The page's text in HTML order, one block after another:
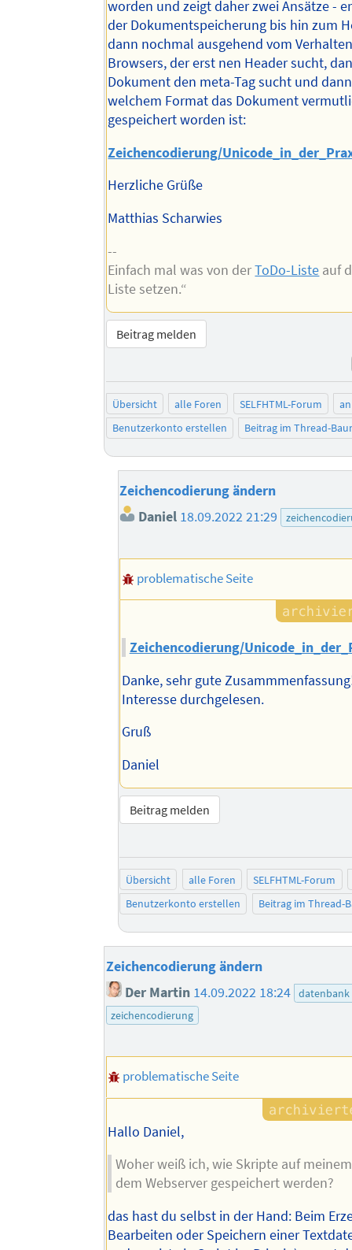
worden und zeigt daher zwei Ansätze -
der Dokumentspeicherung bis hin zum
dann nochmal ausgehend vom
Browsers, der erst nen Header sucht,
Dokument den meta-Tag sucht und
welchem Format das Dokument
gespeichert worden ist:
Zeichencodierung/
Herzliche Grüße
Matthias Scharwies
--
Einfach mal was von derToDo-Liste auf
Liste setzen.“
Beitrag melden
Übersicht alle Foren SELFHTML-Forum
Benutzerkonto erstellen
Beitrag im Thread-
Zeichencodierung ändern
Daniel 18.09.2022 21:29
problematische Seite
Zeichencodierung/
Danke, sehr gute
Interesse durchgelesen.
Gruß
Daniel
Beitrag melden
Übersicht alle Foren
SELFHTML-Forum
Benutzerkonto erstellen
Beitrag im Thread-
Zeichencodierung ändern
Der Martin 14.09.2022 18:24 datenbank
zeichencodierung
problematische Seite
Hallo Daniel,
Woher weiß ich, wie Skripte auf
dem Webserver gespeichert werden?
das hast du selbst in der Hand: Beim
Bearbeiten oder Speichern einer